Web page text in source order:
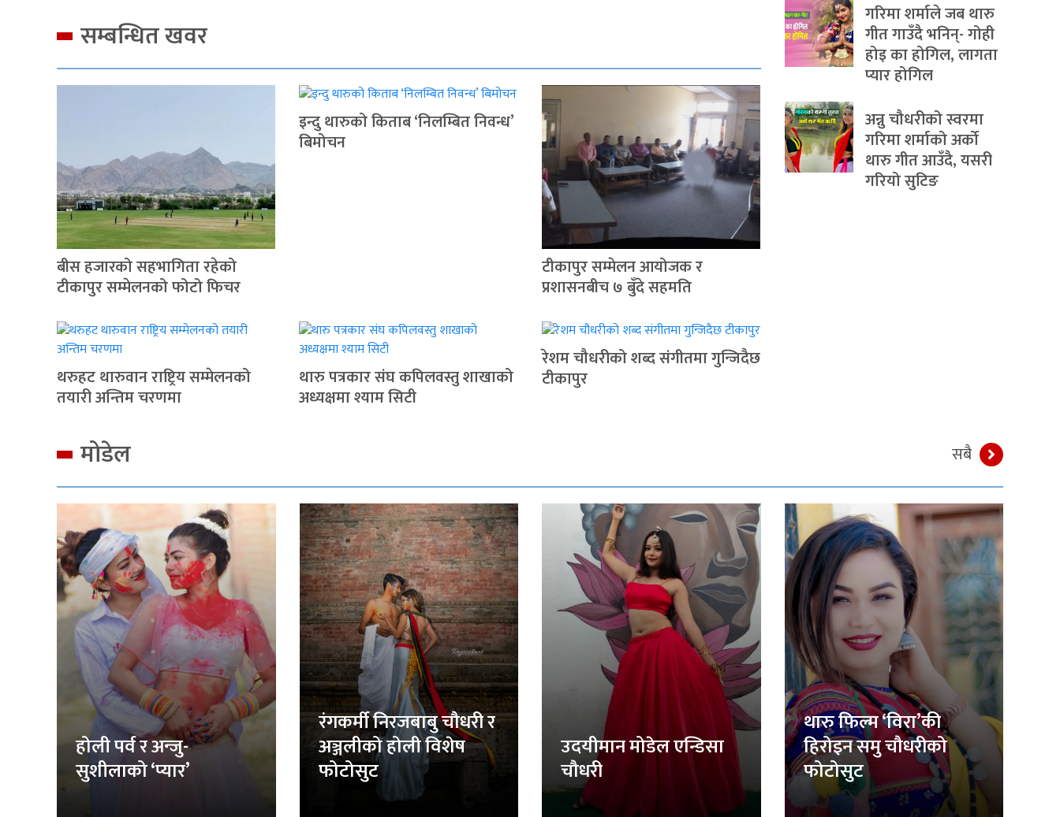
सम्बन्धित खवर
बीस हजारको सहभागिता रहेको
टीकापुर सम्मेलनको फोटो फिचर
इन्दु थारुको किताब ‘निलम्बित निवन्ध’
बिमोचन
टीकापुर सम्मेलन आयोजक र
प्रशासनबीच ७ बुँदे सहमति
थरुहट थारुवान राष्ट्रिय सम्मेलनको
तयारी अन्तिम चरणमा
थारु पत्रकार संघ कपिलवस्तु शाखाको
अध्यक्षमा श्याम सिटी
रेशम चौधरीको शब्द संगीतमा गुन्जिदैछ
टीकापुर
गरिमा शर्माले जब थारु
गीत गाउँदै भनिन्- गोही
होइ का होगिल, लागता
प्यार होगिल
अन्नु चौधरीको स्वरमा
गरिमा शर्माको अर्को
थारु गीत आउँदै, यसरी
गरियो सुटिङ
मोडेल सबै
होली पर्व र अन्जु-
सुशीलाको ‘प्यार’
रंगकर्मी निरजबाबु चौधरी र
अञ्जलीको होली विशेष
फोटोसुट
उदयीमान मोडेल एन्डिसा
चौधरी
थारु फिल्म ‘विरा’की
हिरोइन समु चौधरीको
फोटोसुट